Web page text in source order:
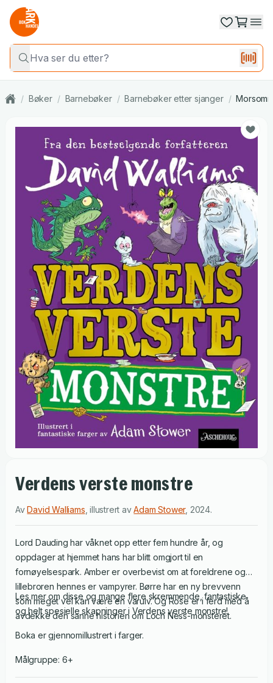
/ Bøker / Barnebøker / Barnebøker etter sjanger /
Verdens verste monstre
AvDavid Walliams ,illustrert avAdam Stower, 2024.
Lord Dauding har våknet opp etter fem hundre år, og
oppdager at hjemmet hans har blitt omgjort til en
fornøyelsespark. Amber er overbevist om at foreldrene og
lillebroren hennes er vampyrer. Børre har en ny brevvenn
som meget vel kan være en varulv. Og Rose er i ferd med å
avdekke den sanne historien om Loch Ness-monsteret.
Les mer om disse og mange flere skremmende, fantastiske
og helt spesielle skapninger i Verdens verste monstre!
Boka er gjennomillustrert i farger.
Målgruppe: 6+